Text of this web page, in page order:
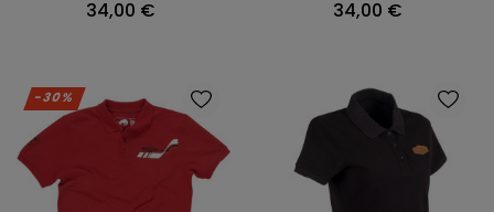
Prix
34,00 € Prix
34,00 €
-30%